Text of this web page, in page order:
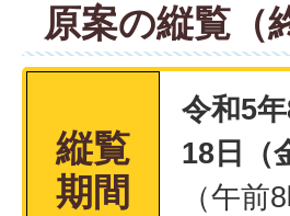
原案の縦覧（
縦覧
期間
令和5
18日（
（午